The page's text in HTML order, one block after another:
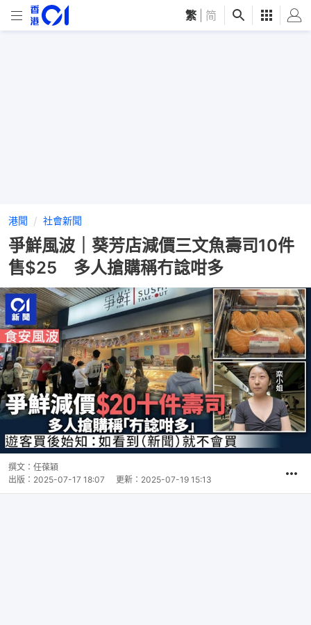
繁 简
港聞 社會新聞
爭鮮風波｜葵芳店減價三文魚壽司10件
售$25 多人搶購稱冇諗咁多
撰文： 任葆穎
出版： 2025-07-17 18:07 更新： 2025-07-19 15:13